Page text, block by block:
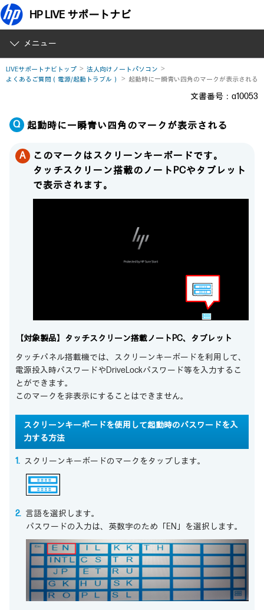
HP LIVE サポートナビ
メニュー
LIVEサポートナビトップ
法人向けノートパソコン
よくあるご質問（電源/起動トラブル）
起動時に一瞬青い四角のマークが表示される
文書番号：a10053
起動時に一瞬青い四角のマークが表示される
このマークはスクリーンキーボードです。
タッチスクリーン搭載のノートPCやタブレット
で表示されます。
【対象製品】タッチスクリーン搭載ノートPC、タブレット
タッチパネル搭載機では、スクリーンキーボードを利用して、
電源投入時パスワードやDriveLockパスワード等を入力するこ
とができます。
このマークを非表示にすることはできません。
スクリーンキーボードを使用して起動時のパスワードを入
力する方法
スクリーンキーボードのマークをタップします。
言語を選択します。
パスワードの入力は、英数字のため「EN」を選択します。